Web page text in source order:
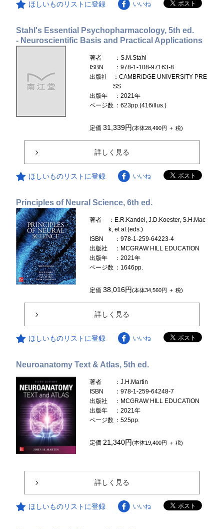
ほしいものリストに登録 いいね
Stahl's Essential Psychopharmacology, 5th ed.
- Neuroscientific Basis and Practical Applications
著者
：S.M.Stahl
ISBN
：978-1-108-97163-8
出版社
：CAMBRIDGE UNIVERSITY PRE
SS
出版年
：2021年
ページ数 ：623pp.(416illus.)
定価31,339円(本体28,490円 ＋ 税)
詳しく見る
ほしいものリストに登録 いいね
Principles of Neural Science, 6th ed.
著者
：E.R.Kandel, J.D.Koester, S.H.Mac
k, et al.(eds.)
ISBN
：978-1-259-64223-4
出版社
：MCGRAW HILL EDUCATION
出版年
：2021年
ページ数 ：1646pp.
定価38,016円(本体34,560円 ＋ 税)
詳しく見る
ほしいものリストに登録 いいね
Neuroanatomy Text & Atlas, 5th ed.
著者
：J.H.Martin
ISBN
：978-1-259-64248-7
出版社
：MCGRAW HILL EDUCATION
出版年
：2021年
ページ数 ：525pp.
定価 21,340円(本体19,400円 ＋ 税)
詳しく見る
ほしいものリストに登録 いいね